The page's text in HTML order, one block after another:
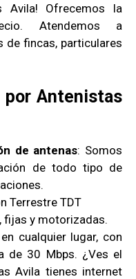
Avila! Ofrecemos la
Atendemos a
de fincas, particulares
por Antenistas
de antenas: Somos
de todo tipo de
Terrestre TDT
fijas y motorizadas.
cualquier lugar, con
de 30 Mbps. ¿Ves el
Avila tienes internet